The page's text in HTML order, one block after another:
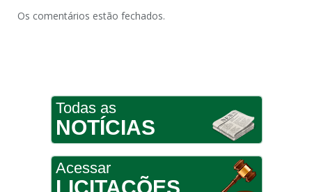
Os comentários estão fechados.
Todas as
NOTÍCIAS
Acessar